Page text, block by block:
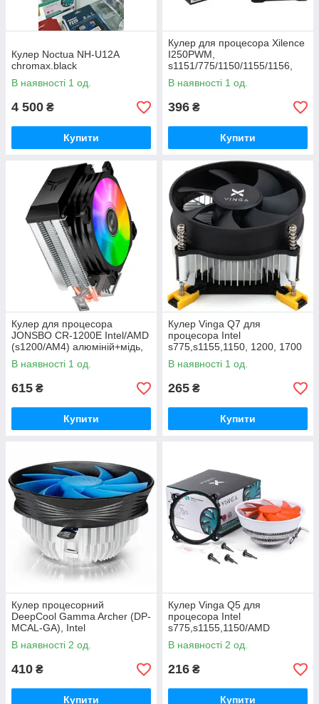
Кулер Noctua NH-U12A
chromax.black
В наявності 1 од.
4 500 ₴
Купити
Кулер для процесора Xilence
I250PWM,
s1151/775/1150/1155/1156,
алюміній, 92mm, 4-pin,
2200об/хв ±10%
В наявності 1 од.
396 ₴
Купити
Кулер для процесора
JONSBO CR-1200E Intel/AMD
(s1200/AM4) алюміній+мідь,
92*92 mm, 2200об/хв, 100Вт
В наявності 1 од.
615 ₴
Купити
Кулер Vinga Q7 для
процесора Intel
s775,s1155,1150, 1200, 1700
алюміній, 95х95mm, 2300об/
хв, 4-pin
В наявності 1 од.
265 ₴
Купити
Кулер процесорний
DeepCool Gamma Archer (DP-
MCAL-GA), Intel
s1200/1151/1150/1155/775,
AMD sAM4/AM3+
В наявності 2 од.
410 ₴
Купити
Кулер Vinga Q5 для
процесора Intel
s775,s1155,1150/AMD
s939,940,AM2 алюміній,
120х120mm, 1600об/хв
В наявності 2 од.
216 ₴
Купити